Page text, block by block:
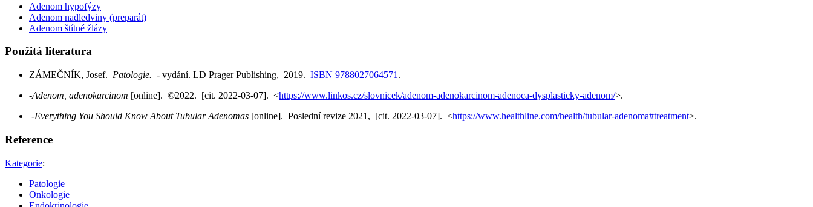
Adenom hypofýzy
Adenom nadledviny (preparát)
Adenom štítné žlázy
Použitá literatura
ZÁMEČNÍK, Josef. Patologie. - vydání. LD Prager Publishing, 2019. ISBN 9788027064571 .
-Adenom, adenokarcinom [online]. ©2022. [cit. 2022-03-07]. <https://www.linkos.cz/slovnicek/adenom-adenokarcinom-adenoca-dysplasticky-adenom/>.
-Everything You Should Know About Tubular Adenomas [online]. Poslední revize 2021, [cit. 2022-03-07]. <https://www.healthline.com/health/tubular-adenoma#treatment>.
Reference
Kategorie:
Patologie
Onkologie